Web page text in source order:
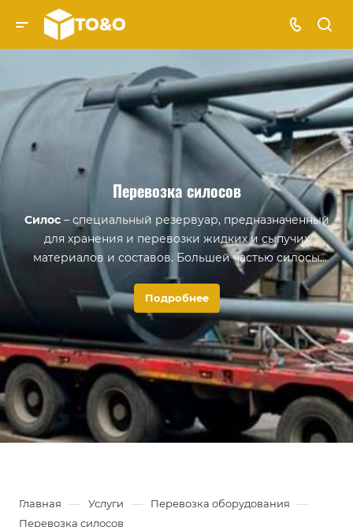
Перевозка силосов
Силос– специальный резервуар, предназначенный
для хранения и перевозки жидких и сыпучих
материалов и составов. Большей частью силосы
используются для хранения зерна, цемента,
растительных кормов.
Подробнее
Главная — Услуги — Перевозка оборудования —
Перевозка силосов